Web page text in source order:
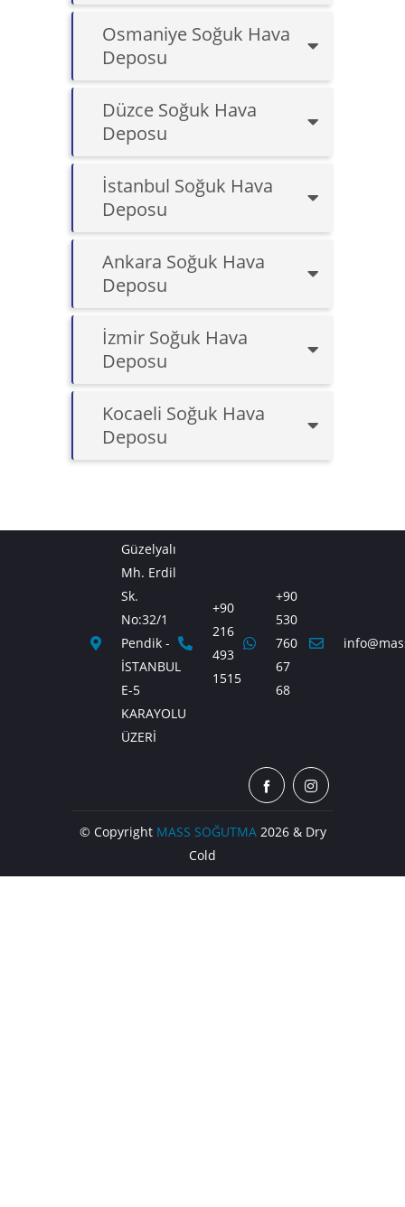
Osmaniye Soğuk Hava
Deposu
Düzce Soğuk Hava
Deposu
İstanbul Soğuk Hava
Deposu
Ankara Soğuk Hava
Deposu
İzmir Soğuk Hava
Deposu
Kocaeli Soğuk Hava
Deposu
Güzelyalı
Mh. Erdil
Sk.
No:32/1
Pendik -
İSTANBUL
E-5
KARAYOLU
ÜZERİ
+90
216
493
1515
+90
530
760
67
68
© CopyrightMASS SOĞUTMA2026 & Dry
Cold